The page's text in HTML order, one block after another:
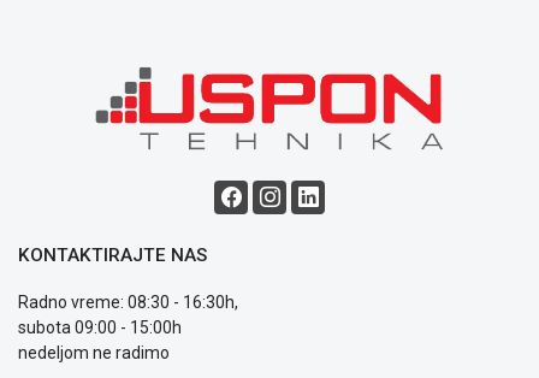
KONTAKTIRAJTE NAS
Radno vreme: 08:30 - 16:30h,
subota 09:00 - 15:00h
nedeljom ne radimo